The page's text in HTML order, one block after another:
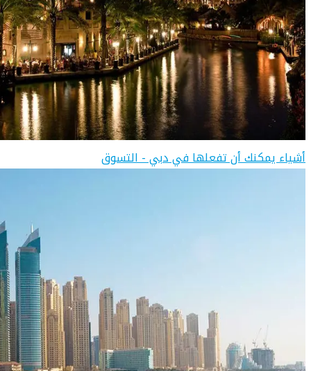
أشياء يمكنك أن تفعلها في دبي - التسوق